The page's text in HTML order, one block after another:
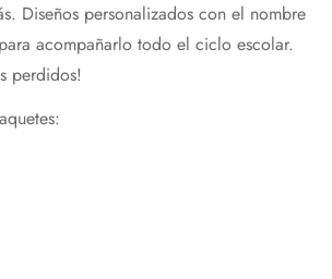
Diseños personalizados con el nombre
acompañarlo todo el ciclo escolar.
perdidos!